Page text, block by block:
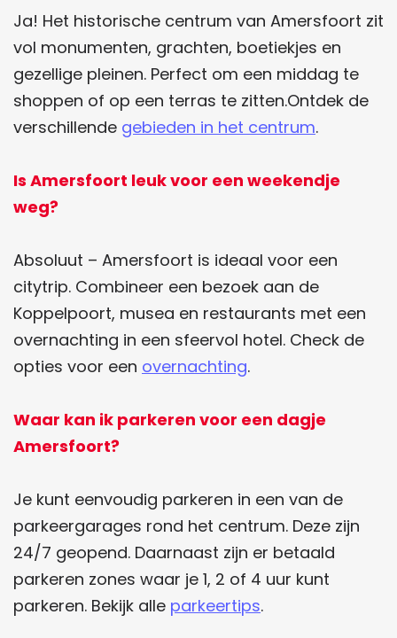
p
F
a
c
e
o
p
W
h
a
t
A
Ja! Het historische centrum van Amersfoort zit
vol monumenten, grachten, boetiekjes en
gezellige pleinen. Perfect om een middag te
shoppen of op een terras te zitten.Ontdek de
verschillende gebieden in het centrum.
Is Amersfoort leuk voor een weekendje
weg?
Absoluut – Amersfoort is ideaal voor een
citytrip. Combineer een bezoek aan de
Koppelpoort, musea en restaurants met een
overnachting in een sfeervol hotel. Check de
opties voor een overnachting.
Waar kan ik parkeren voor een dagje
Amersfoort?
Je kunt eenvoudig parkeren in een van de
parkeergarages rond het centrum. Deze zijn
24/7 geopend. Daarnaast zijn er betaald
parkeren zones waar je 1, 2 of 4 uur kunt
parkeren. Bekijk alle parkeertips.